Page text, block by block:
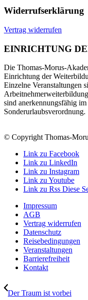
Widerrufserklärung
Vertrag widerrufen
EINRICHTUNG
Die Thomas-Morus-
Einrichtung der
Einzelne Veranstaltungen
sind anerkennungsfähig
Sonderurlaubsverordnung.
© Copyright Thomas-
Link zu Facebook
Link zu LinkedIn
Link zu Instagram
Link zu Youtube
Link zu Rss Diese
Impressum
AGB
Vertrag widerrufen
Datenschutz
Reisebedingungen
Veranstaltungen
Barrierefreiheit
Kontakt
Der Traum ist vorbei